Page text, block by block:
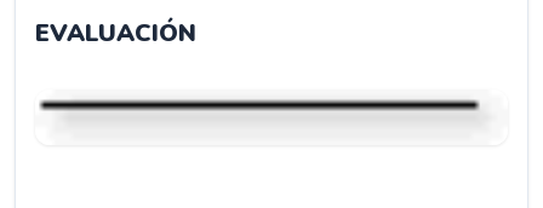
EVALUACIÓN